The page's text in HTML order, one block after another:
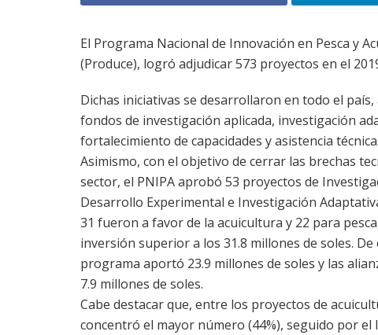
El Programa Nacional de Innovación en Pesca y
(Produce), logró adjudicar 573 proyectos en el
Dichas iniciativas se desarrollaron en todo el país,
fondos de investigación aplicada, investigación
fortalecimiento de capacidades y asistencia técnica.
Asimismo, con el objetivo de cerrar las brechas
sector, el PNIPA aprobó 53 proyectos de
Desarrollo Experimental e Investigación
31 fueron a favor de la acuicultura y 22 para
inversión superior a los 31.8 millones de soles. De
programa aportó 23.9 millones de soles y las
7.9 millones de soles.
Cabe destacar que, entre los proyectos de
concentró el mayor número (44%), seguido por el